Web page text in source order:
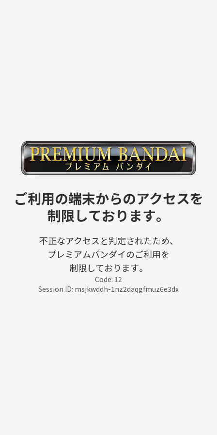
ご利用の端末からのアクセスを
制限しております。
不正なアクセスと判定されたため、
プレミアムバンダイのご利用を
制限しております。
Code: 12
Session ID: msjkwddh-1nz2daqgfmuz6e3dx